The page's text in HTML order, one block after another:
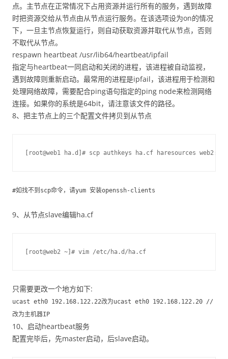
点。主节点在正常情况下占用资源并运行所有的服务，遇到故障
时把资源交给从节点由从节点运行服务。在该选项设为on的情况
下，一旦主节点恢复运行，则自动获取资源并取代从节点，否则
不取代从节点。
respawn heartbeat /usr/lib64/heartbeat/ipfail
指定与heartbeat一同启动和关闭的进程，该进程被自动监视，
遇到故障则重新启动。最常用的进程是ipfail，该进程用于检测和
处理网络故障，需要配合ping语句指定的ping node来检测网络
连接。如果你的系统是64bit，请注意该文件的路径。
8、把主节点上的三个配置文件拷贝到从节点
[root@web1 ha.d]# scp authkeys ha.cf haresources web2:/
#如找不到scp命令，请yum 安装openssh-clients
9、从节点slave编辑ha.cf
[root@web2 ~]# vim /etc/ha.d/ha.cf
只需要更改一个地方如下:
ucast eth0 192.168.122.22改为ucast eth0 192.168.122.20 //
改为主机器IP
10、启动heartbeat服务
配置完毕后，先master启动，后slave启动。